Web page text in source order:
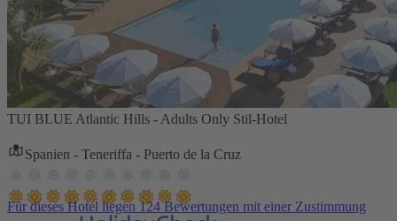
TUI BLUE Atlantic Hills - Adults Only Stil-Hotel
Spanien - Teneriffa - Puerto de la Cruz
Für dieses Hotel liegen 124 Bewertungen mit einer Zustimmung